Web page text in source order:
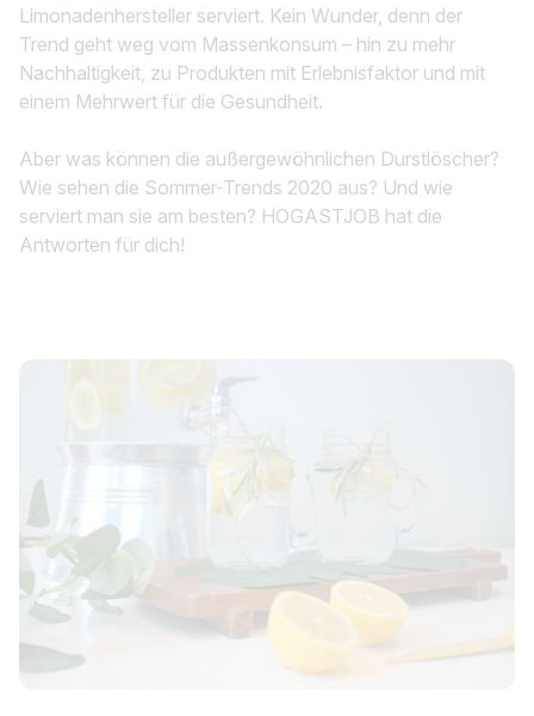
Limonadenhersteller serviert. Kein Wunder, denn der
Trend geht weg vom Massenkonsum – hin zu mehr
Nachhaltigkeit, zu Produkten mit Erlebnisfaktor und mit
einem Mehrwert für die Gesundheit.
Aber was können die außergewöhnlichen Durstlöscher?
Wie sehen die Sommer-Trends 2020 aus? Und wie
serviert man sie am besten? HOGASTJOB hat die
Antworten für dich!